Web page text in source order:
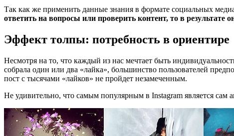
Так как же применить данные знания в формате социальных
ответить на вопросы или проверить контент, то в
Эффект толпы: потребность в ориентире
Несмотря на то, что каждый из нас мечтает быть
собрала один или два «лайка», большинство пользователей
пост с тысячами «лайков» не пройдет незамеченным.
Не удивительно, что самым популярным в Instagram является сам